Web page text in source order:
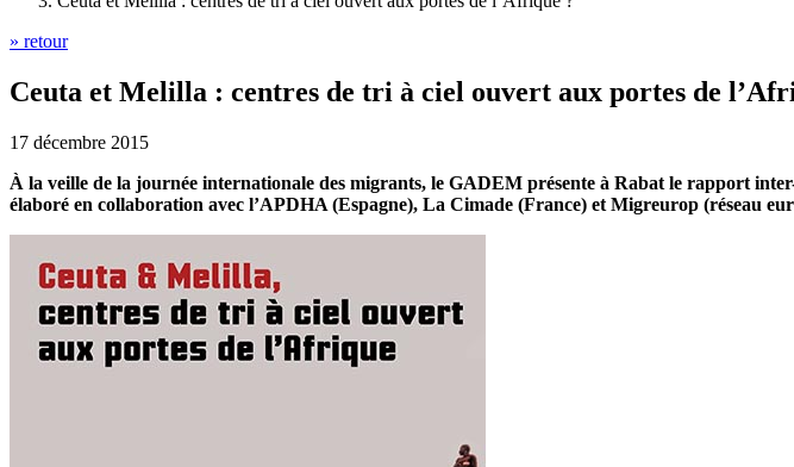
» retour
Ceuta et Melilla : centres de tri à ciel ouvert aux portes de
17 décembre 2015
À la veille de la journée internationale des migrants, le GADEM présente à Rabat le rapport
élaboré en collaboration avec l’APDHA (Espagne), La Cimade (France) et Migreurop (réseau